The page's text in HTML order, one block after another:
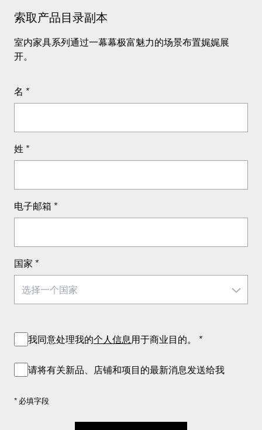
索取产品目录副本
室内家具系列通过一幕幕极富魅力的场景布置娓娓展
开。
名 *
姓 *
电子邮箱 *
国家 *
我同意处理我的个人信息 用于商业目的。 *
请将有关新品、店铺和项目的最新消息发送给我
* 必填字段